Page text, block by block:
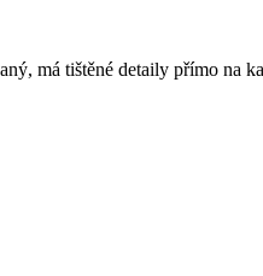
má tištěné detaily přímo na